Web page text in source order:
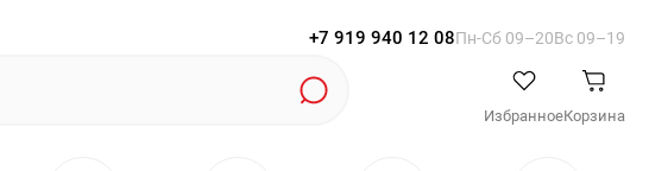
+7 919 940 12 08Пн-Cб 09–20Вс 09–19
ИзбранноеКорзина